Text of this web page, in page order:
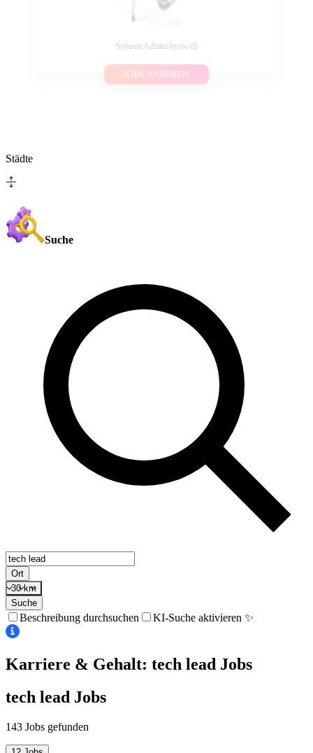
System Admin (m/w/d)
JOBS ANSEHEN
Städte
Suche
Ort
30 km
Suche
Beschreibung durchsuchen KI-Suche aktivieren ✨
Karriere & Gehalt: tech lead Jobs
tech lead Jobs
143 Jobs gefunden